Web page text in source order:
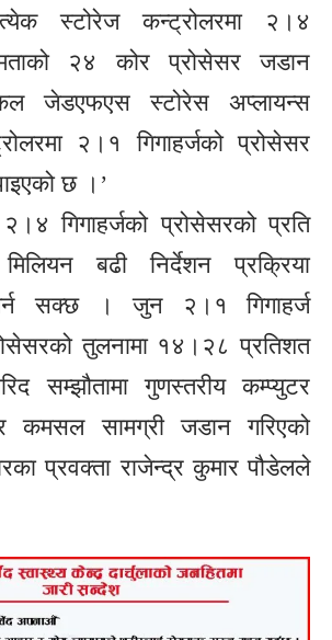
स्टोरेज कन्ट्रोलरमा २।४
२४ कोर प्रोसेसर जडान
जेडएफएस स्टोरेस अप्लायन्स
२।१ गिगाहर्जको प्रोसेसर
छ ।’
२।४ गिगाहर्जको प्रोसेसरको प्रति
बढी निर्देशन प्रक्रिया
सक्छ । जुन २।१ गिगाहर्ज
तुलनामा १४।२८ प्रतिशत
सम्झौतामा गुणस्तरीय कम्प्युटर
कमसल सामग्री जडान गरिएको
प्रवक्ता राजेन्द्र कुमार पौडेलले